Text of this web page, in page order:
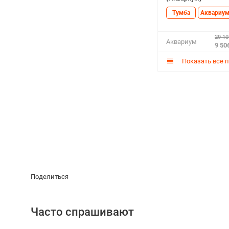
Тумба Аквариум
Аквариум
29
9
Показать все
Поделиться
Часто спрашивают